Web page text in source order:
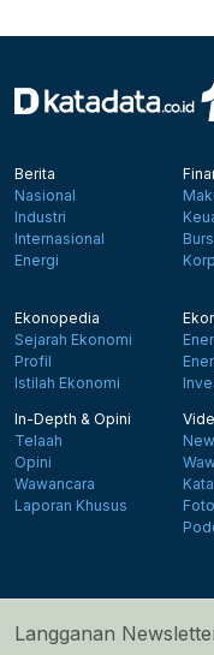
Berita
Nasional
Industri
Internasional
Energi
Ekonopedia
Sejarah Ekonomi
Profil
Istilah Ekonomi
In-Depth & Opini
Telaah
Opini
Wawancara
Laporan Khusus
Foto
Langganan